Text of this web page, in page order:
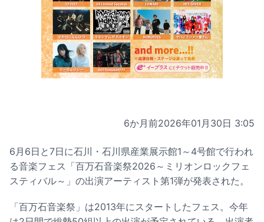
6か月前2026年01月30日 3:05
6月6日と7日に石川・石川県産業展示館1～4号館で行われ
る音楽フェス「百万石音楽祭2026～ミリオンロックフェ
スティバル～」の出演アーティスト第1弾が発表された。
「百万石音楽祭」は2013年にスタートしたフェス。今年